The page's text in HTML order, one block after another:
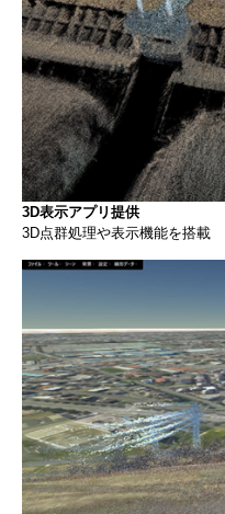
3D表示アプリ提供
3D点群処理や表示機能を搭載